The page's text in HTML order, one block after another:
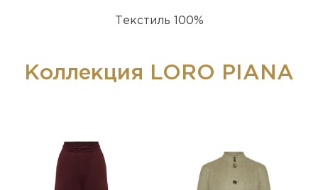
Текстиль 100%
Коллекция LORO PIANA